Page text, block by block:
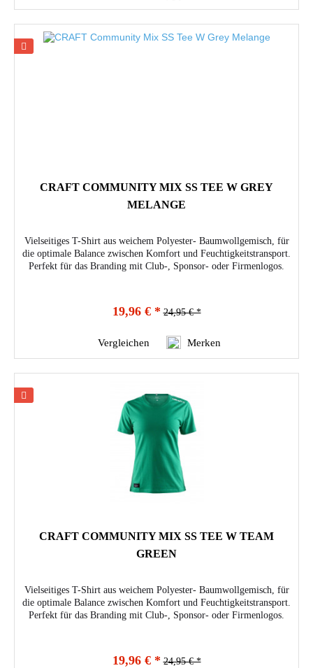
CRAFT COMMUNITY MIX SS TEE W GREY
MELANGE
Vielseitiges T-Shirt aus weichem Polyester- Baumwollgemisch, für
die optimale Balance zwischen Komfort und Feuchtigkeitstransport.
Perfekt für das Branding mit Club-, Sponsor- oder Firmenlogos.
19,96 € * 24,95 € *
Vergleichen Merken
CRAFT COMMUNITY MIX SS TEE W TEAM
GREEN
Vielseitiges T-Shirt aus weichem Polyester- Baumwollgemisch, für
die optimale Balance zwischen Komfort und Feuchtigkeitstransport.
Perfekt für das Branding mit Club-, Sponsor- oder Firmenlogos.
19,96 € * 24,95 € *